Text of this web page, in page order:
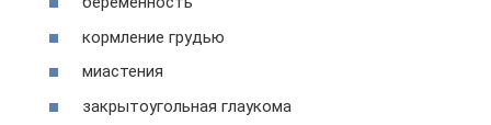
кормление грудью
миастения
закрытоугольная глаукома